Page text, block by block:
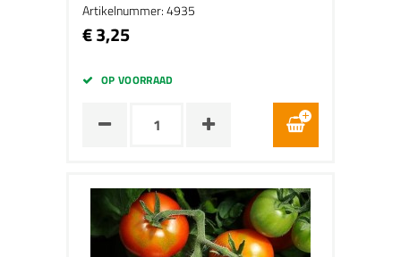
Artikelnummer: 4935
€ 3,25
OP VOORRAAD